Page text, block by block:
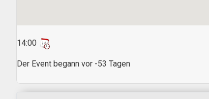
14:00
Der Event begann vor -53 Tagen